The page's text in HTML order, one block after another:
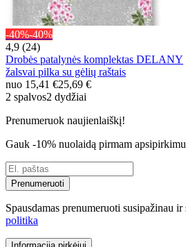
-40%-40%
4,9 (24)
Drobės patalynės komplektas DELANY
žalsvai pilka su gėlių raštais
nuo 15,41 €25,69 €
2 spalvos2 dydžiai
Prenumeruok naujienlaiškį!
Gauk -10% nuolaidą pirmam
Prenumeruoti
Spausdamas prenumeruoti susipažinau ir
politika